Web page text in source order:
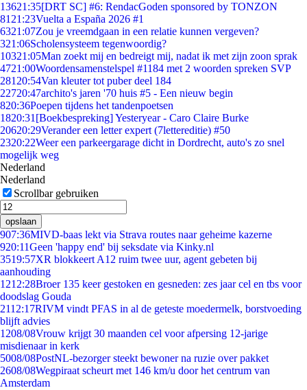
13621:35[DRT SC] #6: RendacGoden sponsored by TONZON
81 21:23Vuelta a España 2026 #1
6321:07Zou je vreemdgaan in een relatie kunnen vergeven?
321:06Scholensysteem tegenwoordig?
10321:05Man zoekt mij en bedreigt mij, nadat ik met zijn zoon sprak
4721:00Woordensamenstelspel #1184 met 2 woorden spreken SVP
281 20:54Van kleuter tot puber deel 184
22720:47archito's jaren '70 huis #5 - Een nieuw begin
820:36Poepen tijdens het tandenpoetsen
1820:31 [Boekbespreking] Yesteryear - Caro Claire Burke
20620:29Verander een letter expert (7lettereditie) #50
2320:22Weer een parkeergarage dicht in Dordrecht, auto's zo snel
mogelijk weg
Nederland
Nederland
Scrollbar gebruiken
opslaan
907:36MIVD-baas lekt via Strava routes naar geheime kazerne
920:11Geen 'happy end' bij seksdate via Kinky.nl
3519:57XR blokkeert A12 ruim twee uur, agent gebeten bij
aanhouding
1212:28Broer 135 keer gestoken en gesneden: zes jaar cel en tbs voor
doodslag Gouda
2112:17RIVM vindt PFAS in al de geteste moedermelk, borstvoeding
blijft advies
1208/08Vrouw krijgt 30 maanden cel voor afpersing 12-jarige
misdienaar in kerk
5008/08PostNL-bezorger steekt bewoner na ruzie over pakket
2608/08Wegpiraat scheurt met 146 km/u door het centrum van
Amsterdam